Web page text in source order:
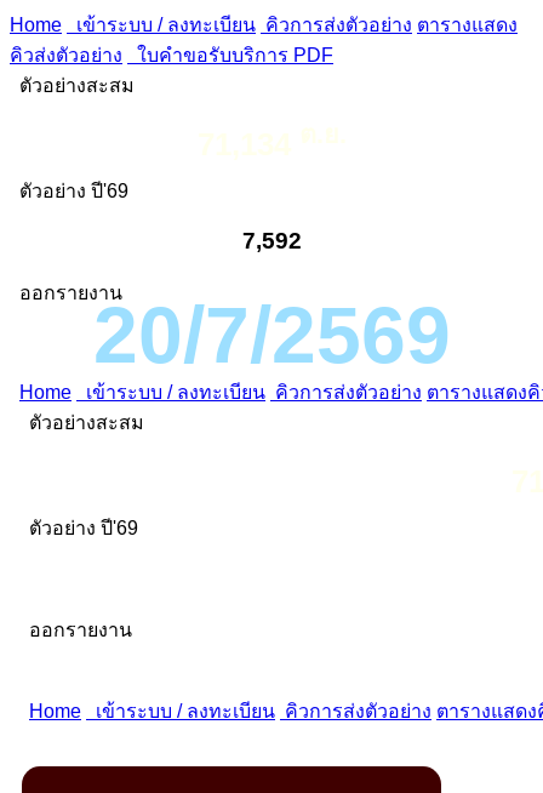
Home เข้าระบบ / ลงทะเบียน คิวการส่งตัวอย่าง ตารางแสดง
คิวส่งตัวอย่าง
ใบคำขอรับบริการ PDF
ตัวอย่างสะสม
ตัวอย่าง ปี'69
7,592
ออกรายงาน20/7/2569